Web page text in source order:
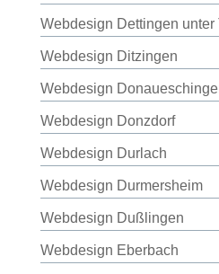
Webdesign Dettingen unter
Webdesign Ditzingen
Webdesign
Webdesign Donzdorf
Webdesign Durlach
Webdesign Durmersheim
Webdesign Dußlingen
Webdesign Eberbach